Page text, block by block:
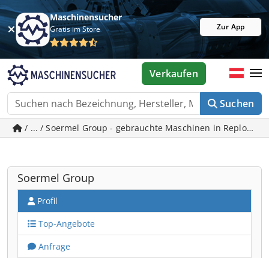
Maschinensucher
Gratis im Store Zur App
Suchen
Verkaufen
/ ... / Soermel Group - gebrauchte Maschinen in Replonges
Soermel Group
Profil
Top-Angebote
Anfrage